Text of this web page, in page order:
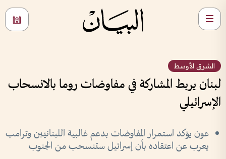
الشرق الأوسط
لبنان يربط المشاركة في مفاوضات روما بالانسحاب
الإسرائيلي
عون يؤكد استمرار المفاوضات بدعم غالبية اللبنانيين وترامب
يعرب عن اعتقاده بأن إسرائيل ستنسحب من الجنوب